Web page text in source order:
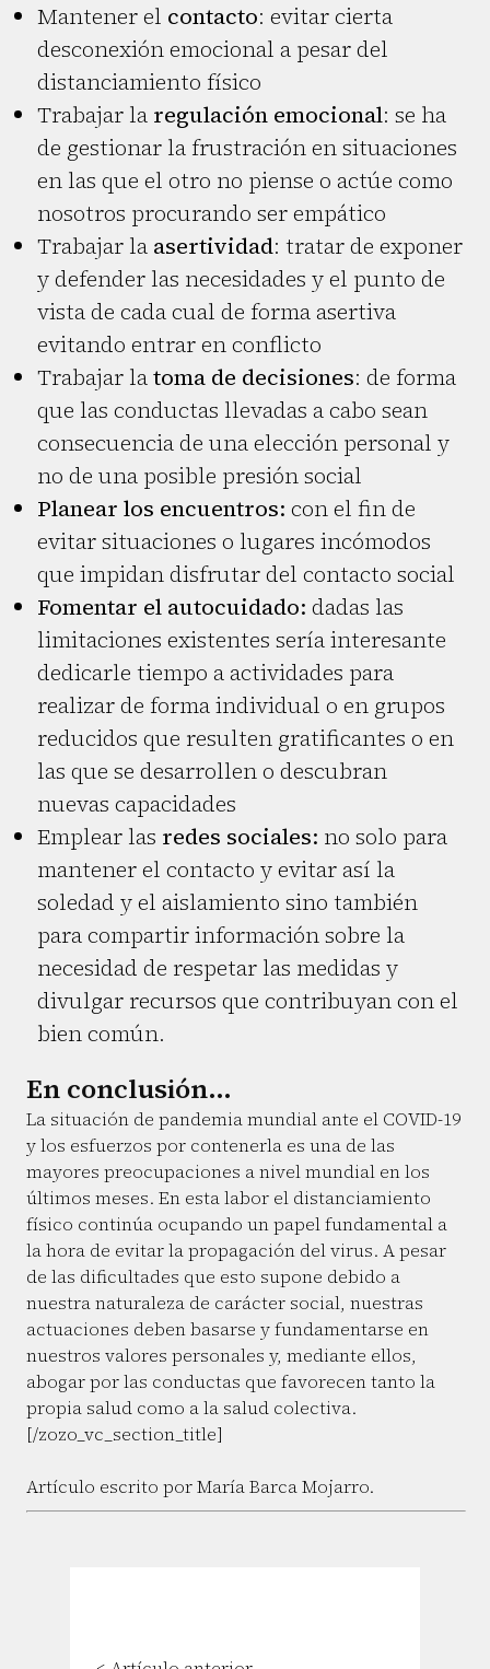
Mantener el contacto: evitar cierta
desconexión emocional a pesar del
distanciamiento físico
Trabajar la regulación emocional: se ha
de gestionar la frustración en situaciones
en las que el otro no piense o actúe como
nosotros procurando ser empático
Trabajar la asertividad: tratar de exponer
y defender las necesidades y el punto de
vista de cada cual de forma asertiva
evitando entrar en conflicto
Trabajar latoma de decisiones: de forma
que las conductas llevadas a cabo sean
consecuencia de una elección personal y
no de una posible presión social
Planear los encuentros: con el fin de
evitar situaciones o lugares incómodos
que impidan disfrutar del contacto social
Fomentar el autocuidado: dadas las
limitaciones existentes sería interesante
dedicarle tiempo a actividades para
realizar de forma individual o en grupos
reducidos que resulten gratificantes o en
las que se desarrollen o descubran
nuevas capacidades
Emplear las redes sociales: no solo para
mantener el contacto y evitar así la
soledad y el aislamiento sino también
para compartir información sobre la
necesidad de respetar las medidas y
divulgar recursos que contribuyan con el
bien común.
En conclusión...
La situación de pandemia mundial ante el COVID-19
y los esfuerzos por contenerla es una de las
mayores preocupaciones a nivel mundial en los
últimos meses. En esta labor el distanciamiento
físico continúa ocupando un papel fundamental a
la hora de evitar la propagación del virus. A pesar
de las dificultades que esto supone debido a
nuestra naturaleza de carácter social, nuestras
actuaciones deben basarse y fundamentarse en
nuestros valores personales y, mediante ellos,
abogar por las conductas que favorecen tanto la
propia salud como a la salud colectiva.
[/zozo_vc_section_title]
Artículo escrito por María Barca Mojarro.